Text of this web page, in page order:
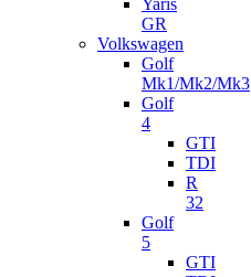
Yaris
GR
Volkswagen
Golf
Mk1/Mk2/Mk3
Golf
4
GTI
TDI
R
32
Golf
5
GTI